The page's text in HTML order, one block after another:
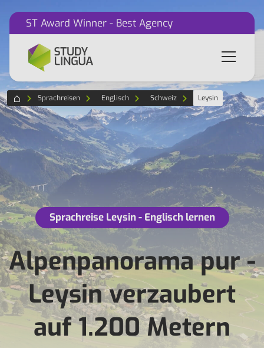
ST Award Winner - Best Agency
Sprachreisen Englisch Schweiz Leysin
Sprachreise Leysin - Englisch lernen
Alpenpanorama pur -
Leysin verzaubert
auf 1.200 Metern